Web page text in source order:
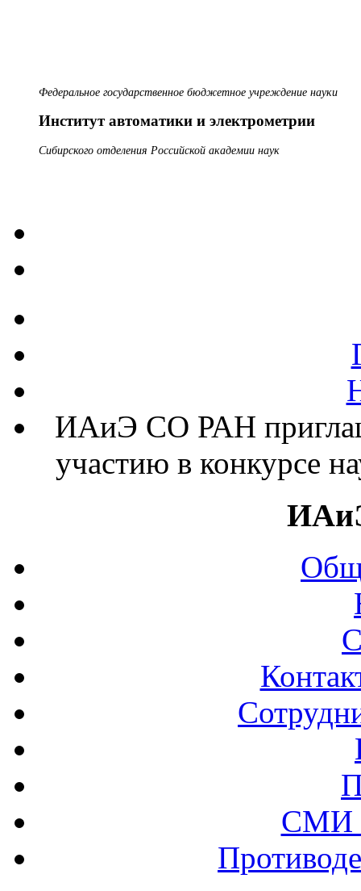
Федеральное государственное бюджетное учреждение науки
Институт автоматики и электрометрии
Сибирского отделения Российской академии наук
ИАиЭ СО РАН
участию в конкурсе
СМИ